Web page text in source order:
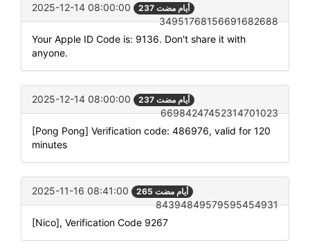
2025-12-14 08:00:00 237 أيام مضت
34951768156691682688
Your Apple ID Code is: 9136. Don't share it with
anyone.
2025-12-14 08:00:00 237 أيام مضت
66984247452314701023
[Pong Pong] Verification code: 486976, valid for 120
minutes
2025-11-16 08:41:00 265 أيام مضت
84394849579595454931
[Nico], Verification Code 9267